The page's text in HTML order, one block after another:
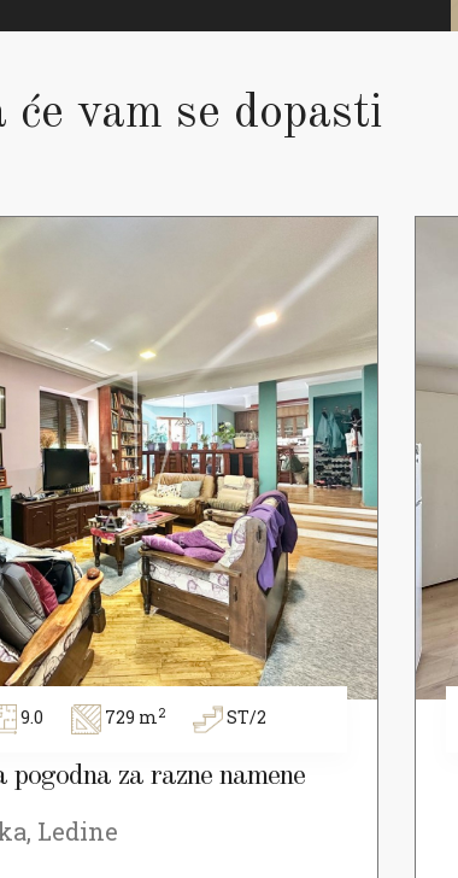
će vam se dopasti
9.0 729 m2 ST/2
pogodna za razne namene
Ledine